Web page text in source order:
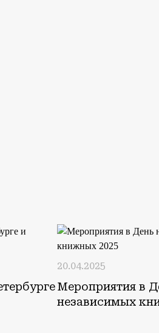
20.04.2025
Мероприятия в
независимых